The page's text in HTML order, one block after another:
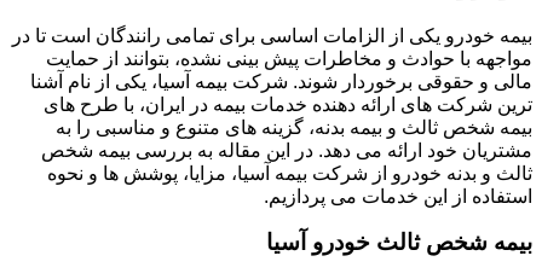
بیمه خودرو یکی از الزامات اساسی برای تمامی رانندگان است تا در
مواجهه با حوادث و مخاطرات پیش بینی نشده، بتوانند از حمایت
مالی و حقوقی برخوردار شوند. شرکت بیمه آسیا، یکی از نام آشنا
ترین شرکت های ارائه دهنده خدمات بیمه در ایران، با طرح های
بیمه شخص ثالث و بیمه بدنه، گزینه های متنوع و مناسبی را به
مشتریان خود ارائه می دهد. در این مقاله به بررسی بیمه شخص
ثالث و بدنه خودرو از شرکت بیمه آسیا، مزایا، پوشش ها و نحوه
استفاده از این خدمات می پردازیم.
بیمه شخص ثالث خودرو آسیا